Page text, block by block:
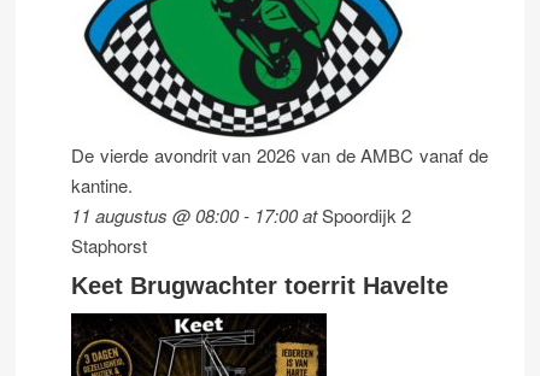
De vierde avondrit van 2026 van de AMBC vanaf de
kantine.
11 augustus @ 08:00- 17:00atSpoordijk 2
Staphorst
Keet Brugwachter toerrit Havelte